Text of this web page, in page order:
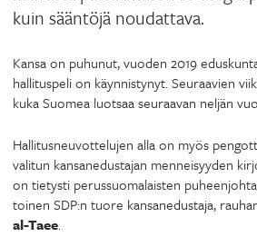
kuin sääntöjä noudattava.
Kansa on puhunut, vuoden 2019
hallituspeli on käynnistynyt. Seuraavien
kuka Suomea luotsaa seuraavan neljän
Hallitusneuvottelujen alla on myös
valitun kansanedustajan menneisyyden
on tietysti perussuomalaisten
toinen SDP:n tuore kansanedustaja,
al-Taee.